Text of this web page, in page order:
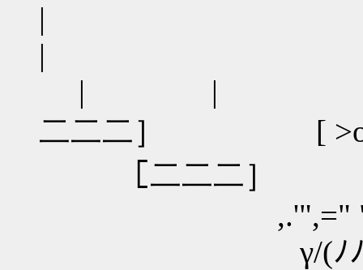
|
| |
二二二］ [
［二二二］
,.'",=" "=｀<,
γ/(ﾉﾉλﾉ))∩